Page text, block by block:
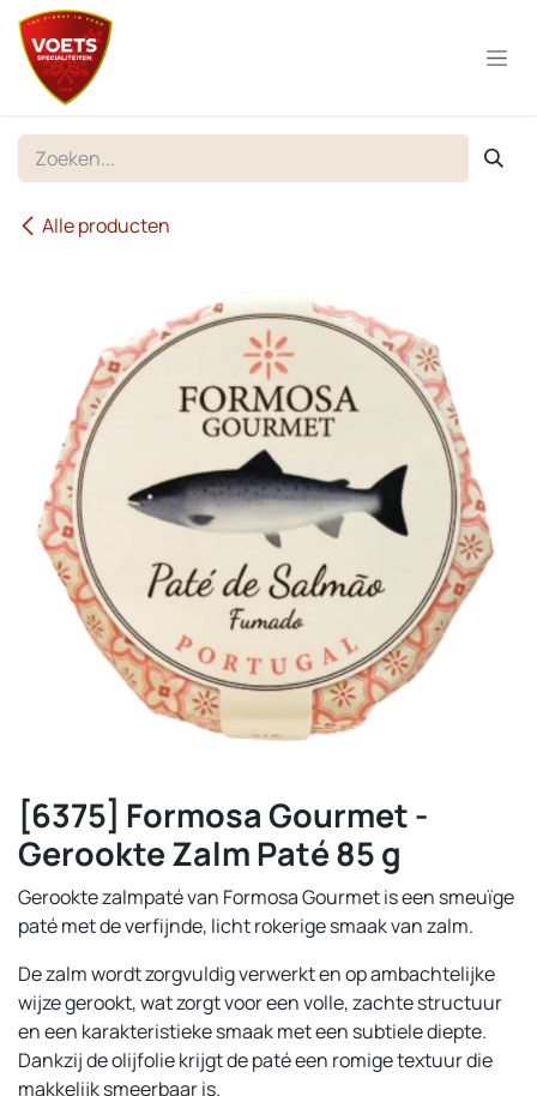
Overslaan naar inhoud
Alle producten
[6375] Formosa Gourmet -
Gerookte Zalm Paté 85 g
Gerookte zalmpaté van Formosa Gourmet is een smeuïge
paté met de verfijnde, licht rokerige smaak van zalm.
De zalm wordt zorgvuldig verwerkt en op ambachtelijke
wijze gerookt, wat zorgt voor een volle, zachte structuur
en een karakteristieke smaak met een subtiele diepte.
Dankzij de olijfolie krijgt de paté een romige textuur die
makkelijk smeerbaar is.